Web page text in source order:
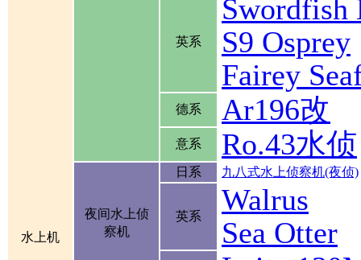
水上机
英系
S9 Osprey
Fairey
德系 Ar196改
意系 Ro.43水侦
夜间水上侦
察机
日系 九八式水上侦察机(夜侦)
英系
Walrus
Sea Otter